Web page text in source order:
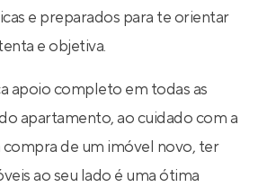
e preparados para te orientar
e objetiva.
apoio completo em todas as
apartamento, ao cuidado com a
de um imóvel novo, ter
ao seu lado é uma ótima